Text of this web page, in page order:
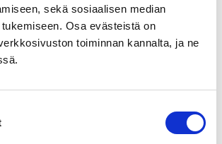
sekä sosiaalisen median
Osa evästeistä on
toiminnan kannalta, ja ne
täydennyskoulutus 30,00 €